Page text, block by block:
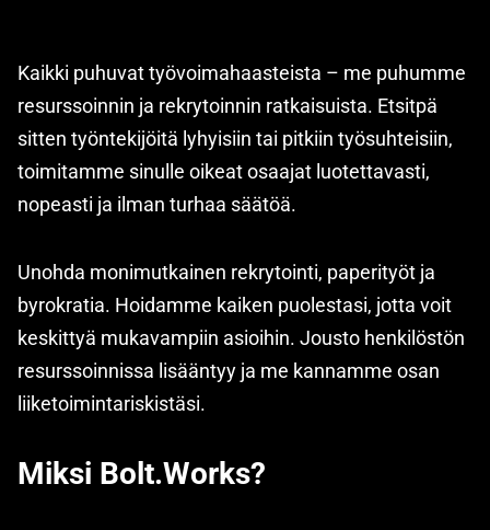
Kaikki puhuvat työvoimahaasteista – me puhumme
resurssoinnin ja rekrytoinnin ratkaisuista. Etsitpä
sitten työntekijöitä lyhyisiin tai pitkiin työsuhteisiin,
toimitamme sinulle oikeat osaajat luotettavasti,
nopeasti ja ilman turhaa säätöä.
Unohda monimutkainen rekrytointi, paperityöt ja
byrokratia. Hoidamme kaiken puolestasi, jotta voit
keskittyä mukavampiin asioihin. Jousto henkilöstön
resurssoinnissa lisääntyy ja me kannamme osan
liiketoimintariskistäsi.
Miksi Bolt.Works?